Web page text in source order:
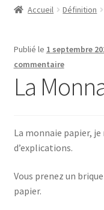
Accueil Définition
Publié le 1 septembre
commentaire
La
La monnaie papier,
d’explications.
Vous prenez un
papier.